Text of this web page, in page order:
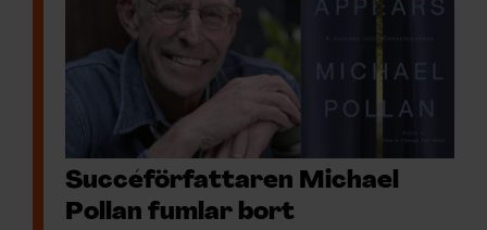
Succéförfattaren Michael
Pollan fumlar bort